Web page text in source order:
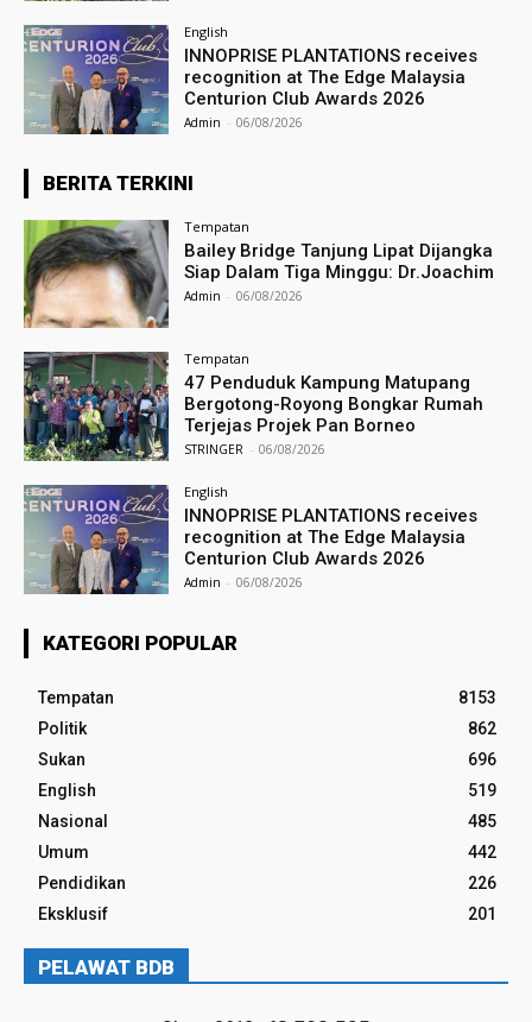
English
INNOPRISE PLANTATIONS receives
recognition at The Edge Malaysia
Centurion Club Awards 2026
Admin - 06/08/2026
BERITA TERKINI
Tempatan
Bailey Bridge Tanjung Lipat Dijangka
Siap Dalam Tiga Minggu: Dr.Joachim
Admin - 06/08/2026
Tempatan
47 Penduduk Kampung Matupang
Bergotong-Royong Bongkar Rumah
Terjejas Projek Pan Borneo
STRINGER - 06/08/2026
English
INNOPRISE PLANTATIONS receives
recognition at The Edge Malaysia
Centurion Club Awards 2026
Admin - 06/08/2026
KATEGORI POPULAR
Tempatan
8153
Politik
862
Sukan
696
English
519
Nasional
485
Umum
442
Pendidikan
226
Eksklusif
201
PELAWAT BDB